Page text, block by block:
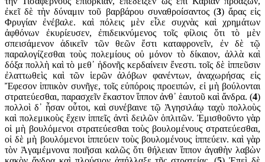
ἐκεῖ δὲ τὴν δύναμιν τοῦ βαρ­βάρου συναθροίσαντος (3) ἄρας εἰς
Φρυγίαν ἐνέβαλε. καὶ πόλεις μὲν εἷλε συχνὰς καὶ χρημάτων
ἀφθόνων ἐκυρίευσεν, ἐπι­δεικ­νύμενος τοῖς φίλοις ὅτι τὸ μὲν
σπεισάμενον ἀδικεῖν τῶν θεῶν ἔστι κατα­φρονεῖν, ἐν δὲ τῷ
παραλογίζεσθαι τοὺς πολεμίους οὐ μόνον τὸ δίκαιον, ἀλλὰ καὶ
δόξα πολλὴ καὶ τὸ μεθ᾽ ἡδονῆς κερδαίνειν ἔνεστι. τοῖς δὲ ἱππεῦσιν
ἐλαττωθεὶς καὶ τῶν ἱερῶν ἀλόβων φανέντων, ἀναχωρήσας εἰς
Ἔφεσον ἱππικὸν συνῆγε, τοῖς εὐπόροις προειπών, εἰ μὴ βού­λονται
στρατεύ­εσθαι, παρασχεῖν ἕκαστον ἵππον ἀνθ᾽ ἑαυτοῦ καὶ ἄνδρα. (4)
πολλοὶ δ᾽ ἦσαν οὗτοι, καὶ συνέβαινε τῷ Ἀγησιλάῳ ταχὺ πολλοὺς
καὶ πολεμικοὺς ἔχειν ἱππεῖς ἀντὶ δειλῶν ὁπλιτῶν. Ἐμισ­θοῦντο γὰρ
οἱ μὴ βουλόμενοι στρατεύεσθαι τοὺς βουλομένους στρα­τεύεσθαι,
οἱ δὲ μὴ βουλόμενοι ἱππεύειν τοὺς βουλομένους ἱππεύειν. καὶ γὰρ
τὸν Ἀγαμέμ­νονα ποιῆσαι καλῶς ὅτι θήλειαν ἵππον ἀγαθὴν λαβὼν